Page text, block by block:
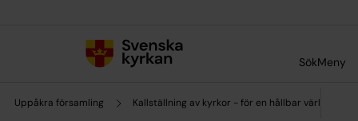
SökMeny
Uppåkra församling Kallställning av kyrkor - för en hållbar värld!